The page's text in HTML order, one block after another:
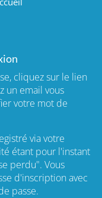
cliquez sur le lien
un email vous
votre mot de
via votre
étant pour l'instant
perdu". Vous
d'inscription avec
passe.